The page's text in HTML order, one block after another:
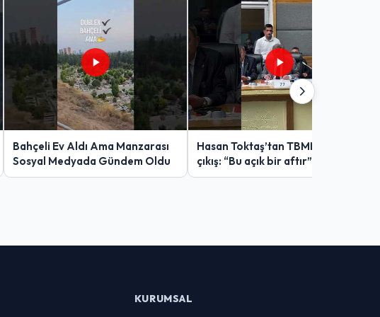
Bahçeli Ev Aldı Ama Manzarası
Sosyal Medyada Gündem Oldu
Hasan Toktaş’tan TBMM’de sert
çıkış: “Bu açık bir aftır”
KURUMSAL